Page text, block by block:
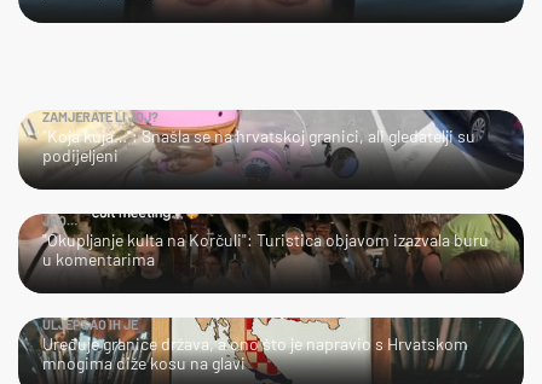
ZAMJERATE LI JOJ?
"Koja kuja…": Snašla se na hrvatskoj granici, ali gledatelji su
podijeljeni
JAO…
"Okupljanje kulta na Korčuli": Turistica objavom izazvala buru
u komentarima
ULJEPŠAO IH JE
Uređuje granice država, a ono što je napravio s Hrvatskom
mnogima diže kosu na glavi